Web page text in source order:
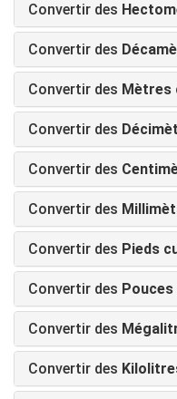
Convertir des
Convertir des
Convertir des Mètres
Convertir des
Convertir des
Convertir des
Convertir des Pieds
Convertir des Pouces
Convertir des
Convertir des